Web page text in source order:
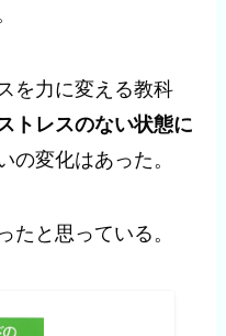
を力に変える教科
トレスのない状態に
の変化はあった。
たと思っている。